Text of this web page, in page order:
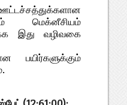
மெக்னீசியம்
இது வழிவகை
பயிர்களுக்கும்